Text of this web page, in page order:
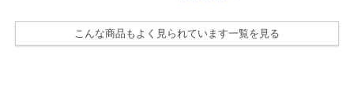
こんな商品もよく見られています一覧を見る